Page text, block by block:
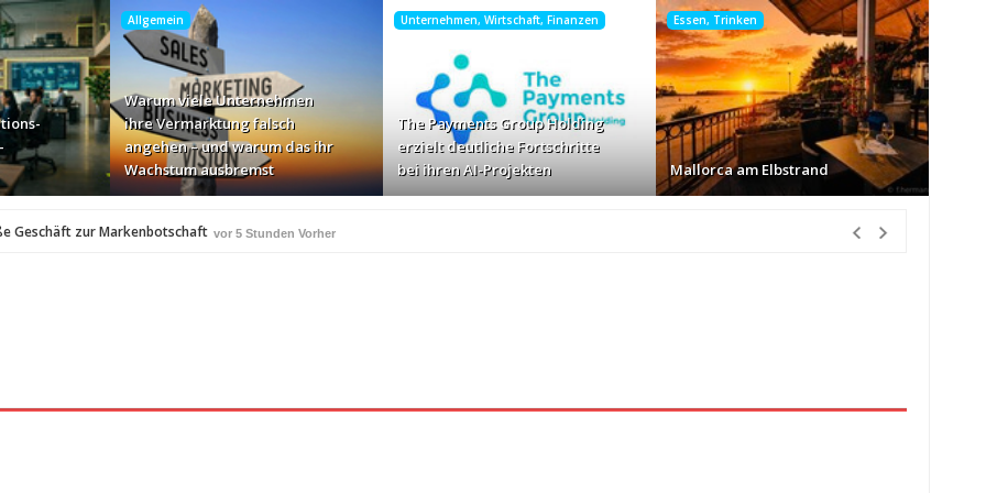
Allgemein
Warum viele Unternehmen
ihre Vermarktung falsch
angehen – und warum das ihr
Wachstum ausbremst
Unternehmen, Wirtschaft, Finanzen
The Payments Group Holding
erzielt deutliche Fortschritte
bei ihren AI-Projekten
Essen, Trinken
Mallorca am Elbstrand
Geschäft zur Markenbotschaft vor 5 Stunden Vorher
AI-Projekten
Bayerischen Bio-Erlebnistagen